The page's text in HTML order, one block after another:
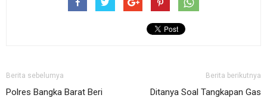
Berita sebelumya
Polres Bangka Barat Beri
Berita berikutnya
Ditanya Soal Tangkapan Gas